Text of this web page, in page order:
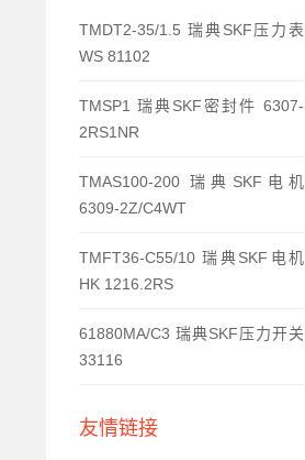
TMDT2-35/1.5 瑞典SKF压力表
WS 81102
TMSP1 瑞典SKF密封件 6307-
2RS1NR
TMAS100-200 瑞典SKF电机
6309-2Z/C4WT
TMFT36-C55/10 瑞典SKF电机
HK 1216.2RS
61880MA/C3 瑞典SKF压力开关
33116
友情链接